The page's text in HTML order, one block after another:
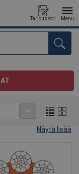
Tarjouskori Menu
ja nosto- ja
nostamiseen
ja kääntäpuomeja.
Näytä lisää